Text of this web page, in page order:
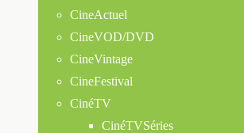
CineActuel
CineVOD/DVD
CineVintage
CineFestival
CinéTV
CinéTVSéries